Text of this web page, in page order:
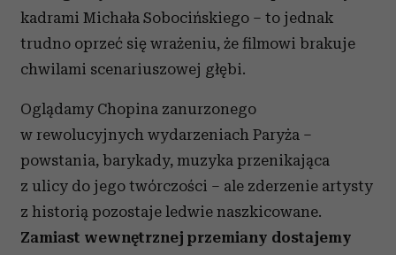
kadrami Michała Sobocińskiego – to jednak
trudno oprzeć się wrażeniu, że filmowi brakuje
chwilami scenariuszowej głębi.
Oglądamy Chopina zanurzonego
w rewolucyjnych wydarzeniach Paryża –
powstania, barykady, muzyka przenikająca
z ulicy do jego twórczości – ale zderzenie artysty
z historią pozostaje ledwie naszkicowane.
Zamiast wewnętrznej przemiany dostajemy